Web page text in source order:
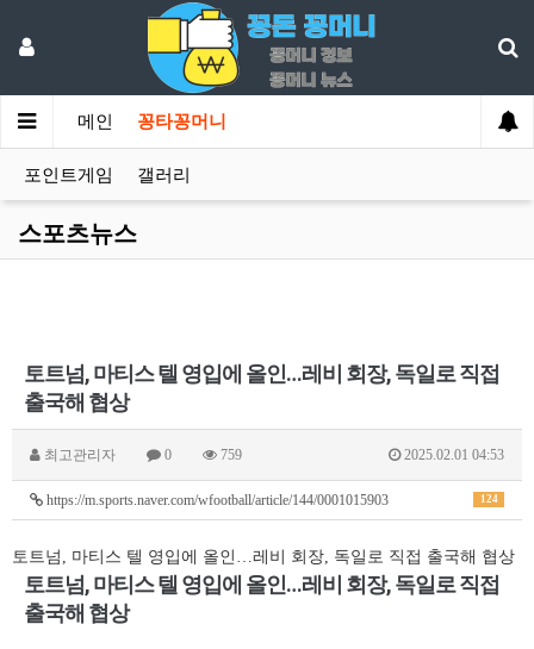
메인 꽁타꽁머니
포인트게임 갤러리
스포츠뉴스
토트넘, 마티스 텔 영입에 올인…레비 회장, 독일로 직접
출국해 협상
최고관리자 0 759 2025.02.01 04:53
124
https://m.sports.naver.com/wfootball/article/144/0001015903
토트넘, 마티스 텔 영입에 올인…레비 회장, 독일로 직접 출국해 협상
토트넘, 마티스 텔 영입에 올인…레비 회장, 독일로 직접
출국해 협상